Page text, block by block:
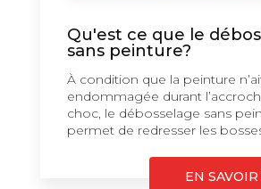
Qu'est ce que le
sans peinture?
À condition que la peinture
endommagée durant
choc, le débosselage sans
permet de redresser les
EN